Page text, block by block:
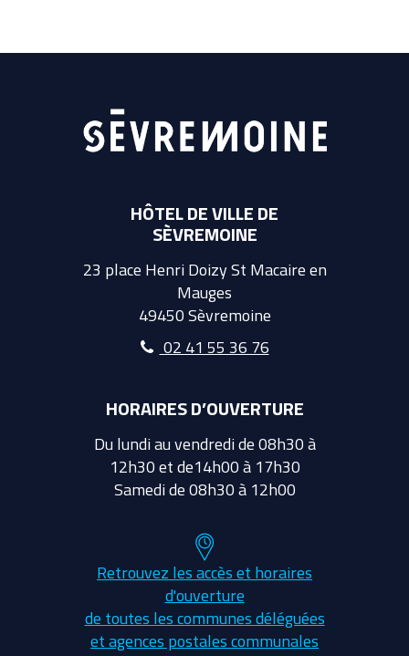
HÔTEL DE VILLE DE
SÈVREMOINE
23 place Henri Doizy St Macaire en
Mauges
49450 Sèvremoine
02 41 55 36 76
HORAIRES D’OUVERTURE
Du lundi au vendredi de 08h30 à
12h30 et de14h00 à 17h30
Samedi de 08h30 à 12h00
Retrouvez les accès et horaires
d'ouverture
de toutes les communes déléguées
et agences postales communales